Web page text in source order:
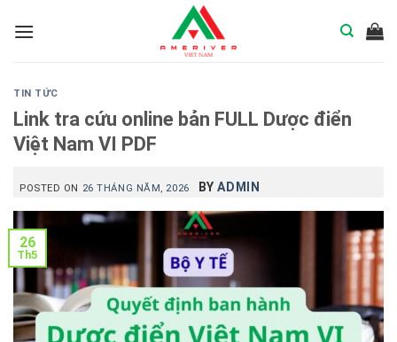
TIN TỨC
Link tra cứu online bản FULL Dược điển
Việt Nam VI PDF
POSTED ON 26 THÁNG NĂM, 2026 BYADMIN
26
Th5